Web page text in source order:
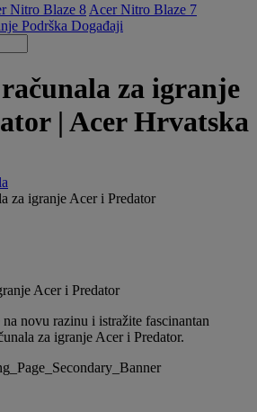
Nitro Blaze 8 Acer Nitro Blaze 7
Podrška Događaji
za igranje
| Acer Hrvatska
za igranje Acer i Predator
Acer i Predator
novu razinu i istražite fascinantan
za igranje Acer i Predator.